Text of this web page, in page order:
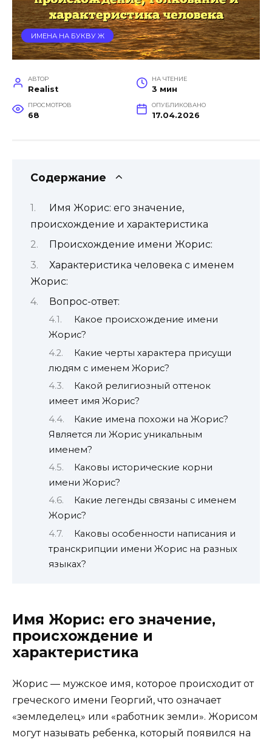
ИМЕНА НА БУКВУ Ж
АВТОР
Realist
НА ЧТЕНИЕ
3 мин
ПРОСМОТРОВ
68
ОПУБЛИКОВАНО
17.04.2026
Содержание
Имя Жорис: его значение,
происхождение и характеристика
Происхождение имени Жорис:
Характеристика человека с именем
Жорис:
Вопрос-ответ:
Какое происхождение имени
Жорис?
Какие черты характера присущи
людям с именем Жорис?
Какой религиозный оттенок
имеет имя Жорис?
Какие имена похожи на Жорис?
Является ли Жорис уникальным
именем?
Каковы исторические корни
имени Жорис?
Какие легенды связаны с именем
Жорис?
Каковы особенности написания и
транскрипции имени Жорис на разных
языках?
Имя Жорис: его значение,
происхождение и
характеристика
Жорис — мужское имя, которое происходит от
греческого имени Георгий, что означает
«земледелец» или «работник земли». Жорисом
могут называть ребенка, который появился на